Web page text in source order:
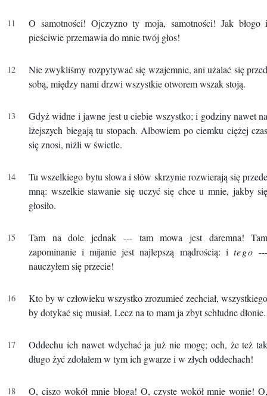
O samotności! Ojczyzno ty moja, samotności! Jak błogo
pieściwie przemawia do mnie twój głos!
Nie zwykliśmy rozpytywać się wzajemnie, ani użalać się
sobą, między nami drzwi wszystkie otworem wszak stoją.
Gdyż widne i jawne jest u ciebie wszystko; i godziny nawet
lżejszych biegają tu stopach. Albowiem po ciemku ciężej
się znosi, niźli w świetle.
Tu wszelkiego bytu słowa i słów skrzynie rozwierają się
mną: wszelkie stawanie się uczyć się chce u mnie, jakby
głosiło.
Tam na dole jednak --- tam mowa jest daremna!
zapominanie i mijanie jest najlepszą mądrością: i tego
nauczyłem się przecie!
Kto by w człowieku wszystko zrozumieć zechciał,
by dotykać się musiał. Lecz na to mam ja zbyt schludne dłonie.
Oddechu ich nawet wdychać ja już nie mogę; och, że też
długo żyć zdołałem w tym ich gwarze i w złych oddechach!
O, ciszo wokół mnie błoga! O, czyste wokół mnie wonie!